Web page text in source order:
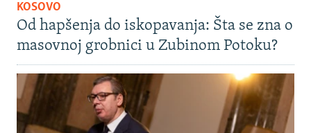
KOSOVO
Od hapšenja do iskopavanja: Šta se zna o
masovnoj grobnici u Zubinom Potoku?